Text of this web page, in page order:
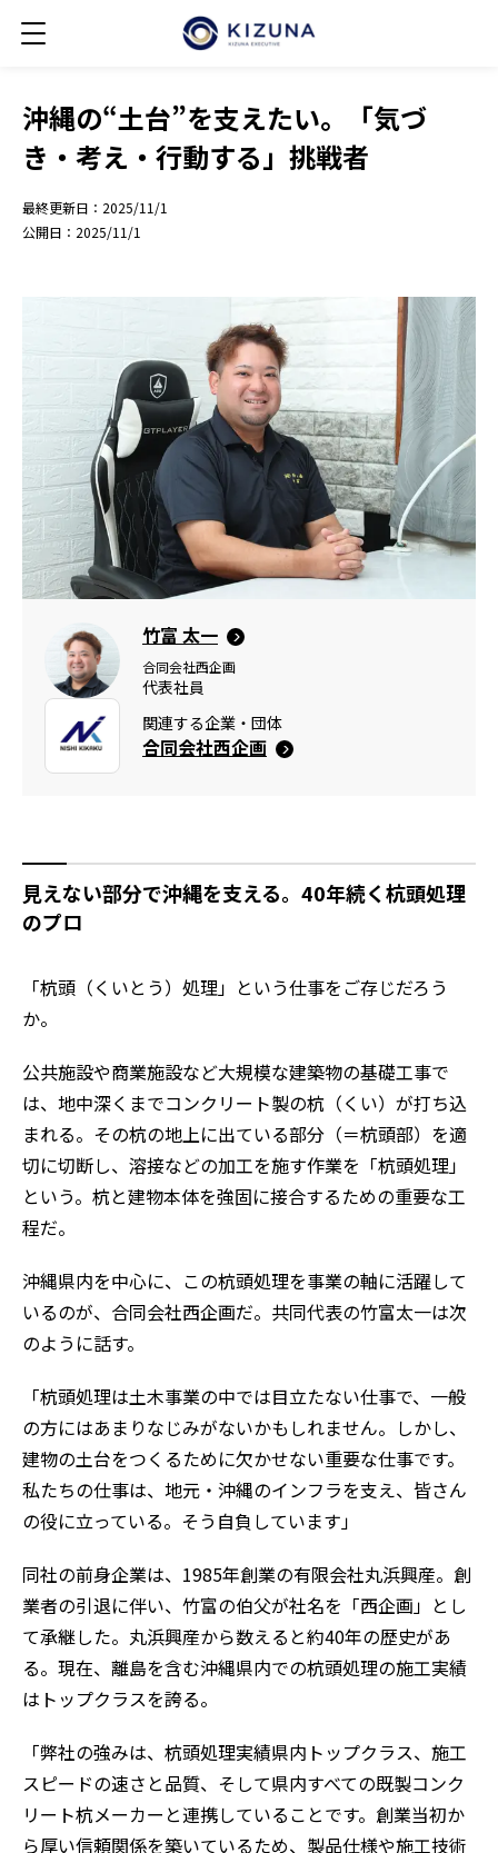
沖縄の“土台”を支えたい。「気づ
き・考え・行動する」挑戦者
最終更新日： 2025/11/1
公開日： 2025/11/1
竹富 太一
合同会社西企画
代表社員
関連する企業・団体
合同会社西企画
見えない部分で沖縄を支える。40年続く杭頭処理
のプロ
「杭頭（くいとう）処理」という仕事をご存じだろう
か。
公共施設や商業施設など大規模な建築物の基礎工事で
は、地中深くまでコンクリート製の杭（くい）が打ち込
まれる。その杭の地上に出ている部分（＝杭頭部）を適
切に切断し、溶接などの加工を施す作業を「杭頭処理」
という。杭と建物本体を強固に接合するための重要な工
程だ。
沖縄県内を中心に、この杭頭処理を事業の軸に活躍して
いるのが、合同会社西企画だ。共同代表の竹富太一は次
のように話す。
「杭頭処理は土木事業の中では目立たない仕事で、一般
の方にはあまりなじみがないかもしれません。しかし、
建物の土台をつくるために欠かせない重要な仕事です。
私たちの仕事は、地元・沖縄のインフラを支え、皆さん
の役に立っている。そう自負しています」
同社の前身企業は、1985年創業の有限会社丸浜興産。創
業者の引退に伴い、竹富の伯父が社名を「西企画」とし
て承継した。丸浜興産から数えると約40年の歴史があ
る。現在、離島を含む沖縄県内での杭頭処理の施工実績
はトップクラスを誇る。
「弊社の強みは、杭頭処理実績県内トップクラス、施工
スピードの速さと品質、そして県内すべての既製コンク
リート杭メーカーと連携していることです。創業当初か
ら厚い信頼関係を築いているため、製品仕様や施工技術